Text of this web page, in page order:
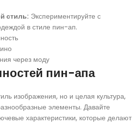
стиль: Экспериментируйте с
в стиле пин-ап.
через моду
пин-апа
изображения, но и целая культура,
элементы. Давайте
характеристики, которые делают